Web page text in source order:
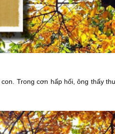
Trong cơn hấp hối, ông thấy